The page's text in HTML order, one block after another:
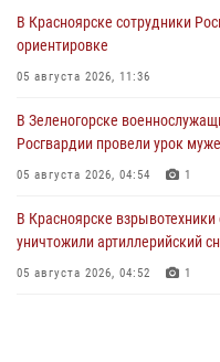
В Красноярске сотрудники
ориентировке
05 августа 2026, 11:36
В Зеленогорске
Росгвардии провели урок
05 августа 2026, 04:54 1
В Красноярске
уничтожили артиллерийский
05 августа 2026, 04:52 1